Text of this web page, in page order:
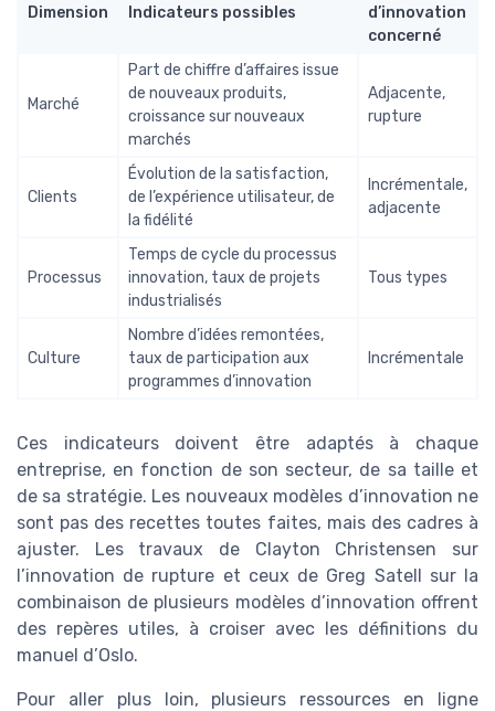
Dimension Indicateurs possibles
d’innovation
concerné
Marché
Part de chiffre d’affaires issue
de nouveaux produits,
croissance sur nouveaux
marchés
Adjacente,
rupture
Clients
Évolution de la satisfaction,
de l’expérience utilisateur, de
la fidélité
Incrémentale,
adjacente
Processus
Temps de cycle du processus
innovation, taux de projets
industrialisés
Tous types
Culture
Nombre d’idées remontées,
taux de participation aux
programmes d’innovation
Incrémentale
Ces indicateurs doivent être adaptés à chaque
entreprise, en fonction de son secteur, de sa taille et
de sa stratégie. Les nouveaux modèles d’innovation ne
sont pas des recettes toutes faites, mais des cadres à
ajuster. Les travaux de Clayton Christensen sur
l’innovation de rupture et ceux de Greg Satell sur la
combinaison de plusieurs modèles d’innovation offrent
des repères utiles, à croiser avec les définitions du
manuel d’Oslo.
Pour aller plus loin, plusieurs ressources en ligne